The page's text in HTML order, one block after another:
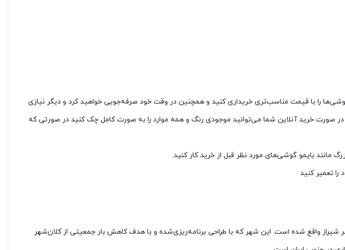
را با قیمت مناسب‌تری خریداری کنید و همچنین در وقت خود صرفه‌جویی خواهید کرد و دیگر نیازی
صورت خرید آنلاین شما می‌توانید موجودی رنگ و همه موارد را به صورت کامل چک کنید در صورتی که
مانند بایمو گوشی‌های مورد نظر قبل از خرید کار کنید.
را تعمیر کنید
فارس است که در فاصله حدود 15 کیلومتری شمال غربی شهر شیراز واقع شده است. این شهر که با طراحی برنامه‌ریزی‌شده و با هدف کاهش بار جمعیتی از کلان‌شهر